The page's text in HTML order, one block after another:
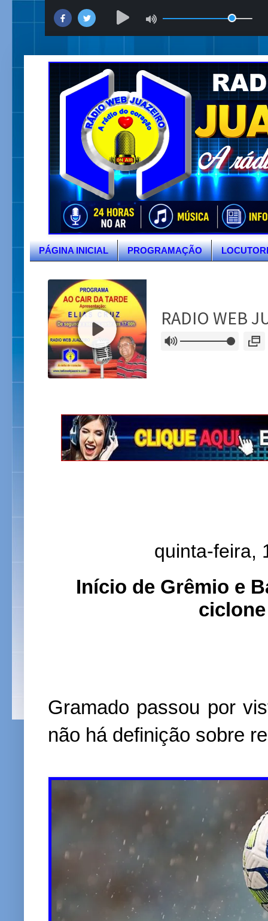
PÁGINA INICIAL PROGRAMAÇÃO
quinta-feira,
Início de Grêmio e
Gramado passou por
não há definição sobre